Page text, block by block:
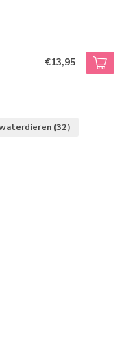
€13,95
(32)